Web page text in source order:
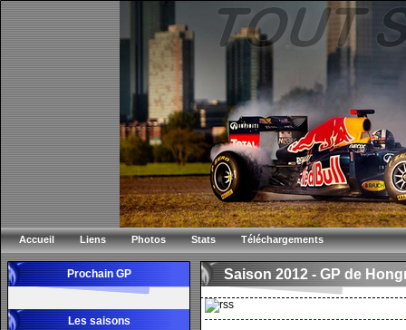
Accueil Liens Photos Stats Téléchargements
Prochain GP
Les saisons
Saison 2012 - GP de